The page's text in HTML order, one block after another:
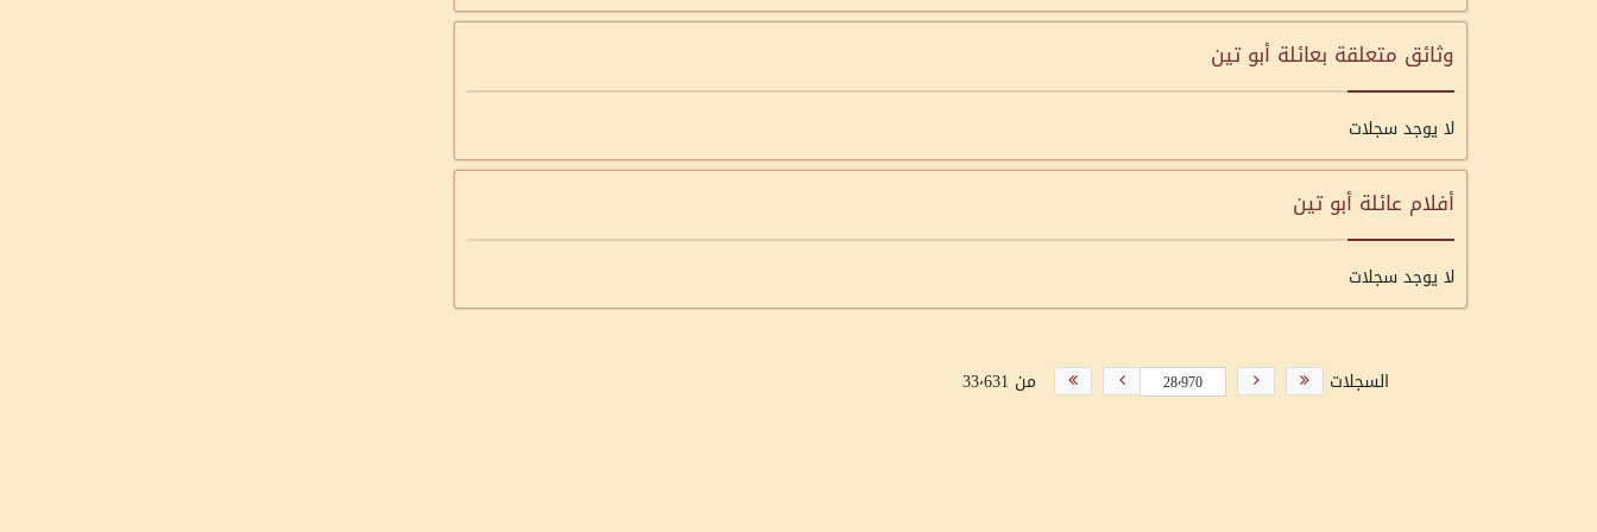
وثائق متعلقة بعائلة أبو تين
لا يوجد سجلات
أفلام عائلة أبو تين
لا يوجد سجلات
السجلات من 33٬631